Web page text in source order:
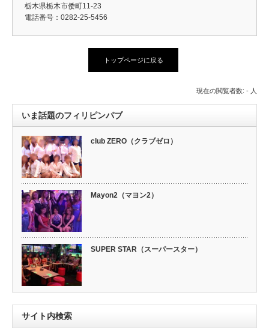
栃木県栃木市倭町11-23
電話番号：0282-25-5456
トップページに戻る
現在の閲覧者数: - 人
いま話題のフィリピンパブ
club ZERO（クラブゼロ）
Mayon2（マヨン2）
SUPER STAR（スーパースター）
サイト内検索